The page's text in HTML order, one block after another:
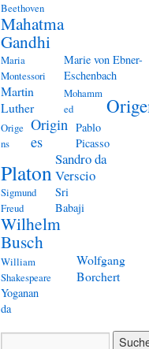
Beethoven
Mahatma
Gandhi
Maria
Montessori
Marie von Ebner-
Eschenbach
Martin
Luther
Mohamm
ed
Orige
ns
Origin
es
Pablo
Picasso
Platon
Sandro da
Verscio
Sigmund
Freud
Sri
Babaji
Wilhelm
Busch
William
Shakespeare
Wolfgang
Borchert
Yoganan
da